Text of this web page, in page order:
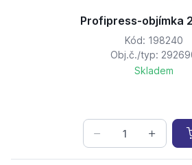
Profipress-objímka
Kód: 198240
Obj.č./typ:
Skladem